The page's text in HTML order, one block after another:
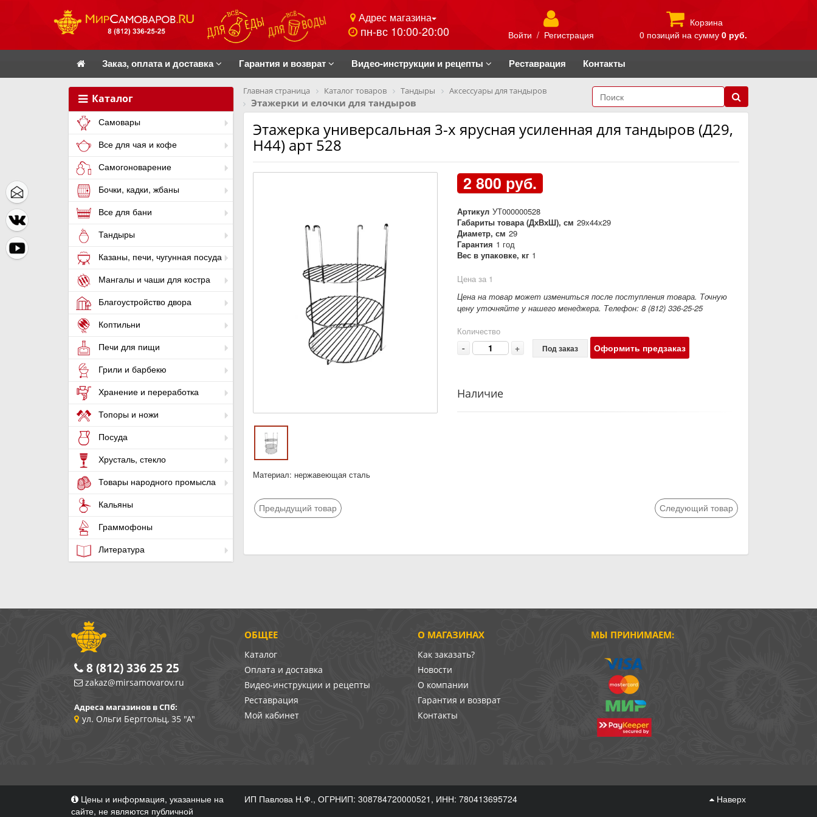
Адрес магазина
пн-вс 10:00-20:00 Войти / Регистрация
Корзина
0 позиций на сумму 0 руб.
Заказ, оплата и доставка Гарантия и возврат Видео-инструкции и рецепты Реставрация Контакты
Каталог
Самовары
Все для чая и кофе
Самогоноварение
Бочки, кадки, жбаны
Все для бани
Тандыры
Казаны, печи, чугунная посуда
Мангалы и чаши для костра
Благоустройство двора
Коптильни
Печи для пищи
Грили и барбекю
Хранение и переработка
Топоры и ножи
Посуда
Хрусталь, стекло
Товары народного промысла
Кальяны
Граммофоны
Литература
Главная страница Каталог товаров Тандыры Аксессуары для тандыров
Этажерки и елочки для тандыров
Этажерка универсальная 3-х ярусная усиленная для тандыров (Д29,
Н44) арт 528
2 800 руб.
Артикул УТ000000528
Габариты товара (ДхВхШ), см 29х44х29
Диаметр, см 29
Гарантия 1 год
Вес в упаковке, кг 1
Цена за 1
Цена на товар может измениться после поступления товара. Точную
цену уточняйте у нашего менеджера. Телефон: 8 (812) 336-25-25
Количество
- + Под заказ Оформить предзаказ
Наличие
Материал: нержавеющая сталь
Предыдущий товар Следующий товар
О МАГАЗИНАХ
Как заказать?
Новости
О компании
Гарантия и возврат
Контакты
ОБЩЕЕ
Каталог
Оплата и доставка
Видео-инструкции и рецепты
Реставрация
Мой кабинет
МЫ ПРИНИМАЕМ:
8 (812) 336 25 25
zakaz@mirsamovarov.ru
Адреса магазинов в СПб:
ул. Ольги Берггольц, 35 "А"
Цены и информация, указанные на
сайте, не являются публичной
ИП Павлова Н.Ф., ОГРНИП: 308784720000521, ИНН: 780413695724 Наверх